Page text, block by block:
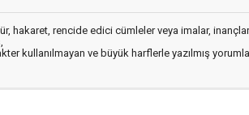
hakaret, rencide edici cümleler veya imalar,
kullanılmayan ve büyük harflerle yazılmış